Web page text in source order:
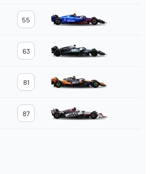
55
63
81
87